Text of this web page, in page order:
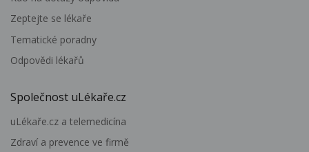
Zeptejte se lékaře
Tematické poradny
Odpovědi lékařů
Společnost uLékaře.cz
uLékaře.cz a telemedicína
Zdraví a prevence ve firmě